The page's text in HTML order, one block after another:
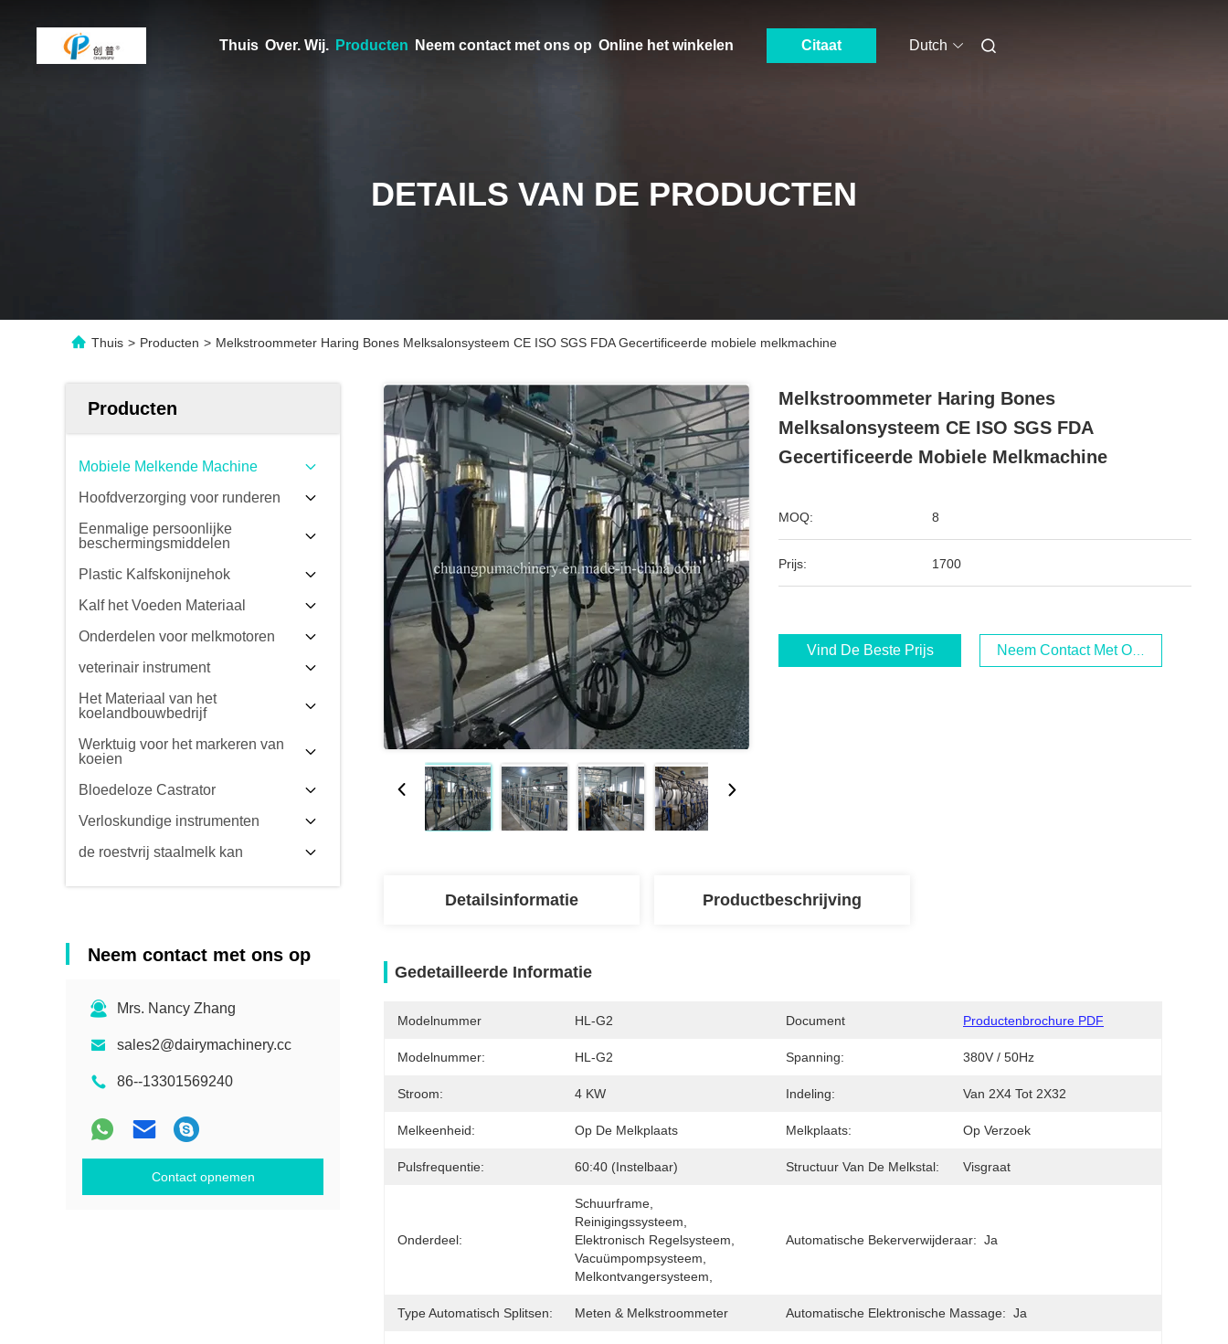
Thuis Over. Wij. Producten Neem contact met ons op Online het winkelen Citaat Dutch
DETAILS VAN DE PRODUCTEN
Thuis > Producten > Melkstroommeter Haring Bones Melksalonsysteem CE ISO SGS FDA Gecertificeerde mobiele melkmachine
Producten
Mobiele Melkende Machine
Hoofdverzorging voor runderen
Eenmalige persoonlijke
beschermingsmiddelen
Plastic Kalfskonijnehok
Kalf het Voeden Materiaal
Onderdelen voor melkmotoren
veterinair instrument
Het Materiaal van het
koelandbouwbedrijf
Werktuig voor het markeren van
koeien
Bloedeloze Castrator
Verloskundige instrumenten
de roestvrij staalmelk kan
Neem contact met ons op
Mrs. Nancy Zhang
sales2@dairymachinery.cc
86--13301569240
Contact opnemen
Melkstroommeter Haring Bones
Melksalonsysteem CE ISO SGS FDA
Gecertificeerde Mobiele Melkmachine
MOQ: 8
Prijs: 1700
Vind De Beste Prijs Neem Contact Met Ons Op
Detailsinformatie Productbeschrijving
Gedetailleerde Informatie
Modelnummer HL-G2 Document Productenbrochure PDF
Modelnummer: HL-G2 Spanning: 380V / 50Hz
Stroom: 4 KW Indeling: Van 2X4 Tot 2X32
Melkeenheid: Op De Melkplaats Melkplaats: Op Verzoek
Pulsfrequentie: 60:40 (instelbaar) Structuur Van De Melkstal: Visgraat
Onderdeel:
Schuurframe,
Reinigingssysteem,
Elektronisch Regelsysteem,
Vacuümpompsysteem,
Melkontvangersysteem,
Automatische Bekerverwijderaar: Ja
Type Automatisch Splitsen: Meten & Melkstroommeter Automatische Elektronische Massage: Ja